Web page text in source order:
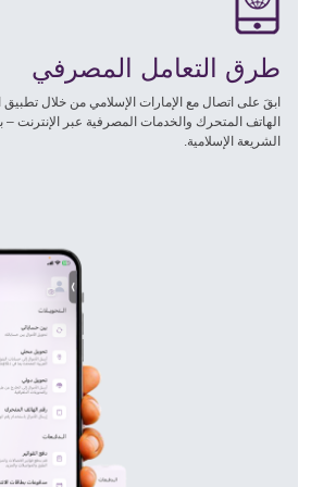
طرق التعامل المصرفي
ابقَ على اتصال مع الإمارات الإسلامي من خلال
الهاتف المتحرك والخدمات المصرفية عبر الإنترنت
الشريعة الإسلامية.